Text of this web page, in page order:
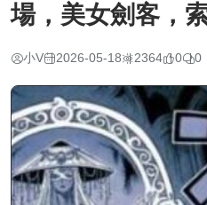
場，美女劍客，
小V 2026-05-18 2364 0 0